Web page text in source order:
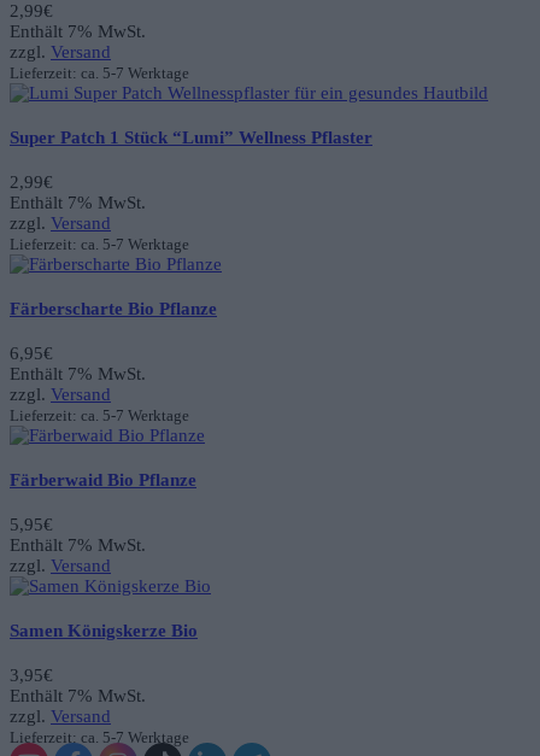
2,99€
Enthält 7% MwSt.
zzgl. Versand
Lieferzeit: ca. 5-7 Werktage
Super Patch 1 Stück “Lumi” Wellness Pflaster
2,99€
Enthält 7% MwSt.
zzgl. Versand
Lieferzeit: ca. 5-7 Werktage
Färberscharte Bio Pflanze
6,95€
Enthält 7% MwSt.
zzgl. Versand
Lieferzeit: ca. 5-7 Werktage
Färberwaid Bio Pflanze
5,95€
Enthält 7% MwSt.
zzgl. Versand
Samen Königskerze Bio
3,95€
Enthält 7% MwSt.
zzgl. Versand
Lieferzeit: ca. 5-7 Werktage